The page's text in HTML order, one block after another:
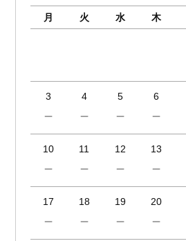
月 火 水 木
3
－
4
－
5
－
6
－
10
－
11
－
12
－
13
－
17
－
18
－
19
－
20
－